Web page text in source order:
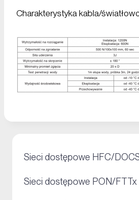
Charakterystyka kabla/
Sieci dostępowe HFC/
Sieci dostępowe PON/FTTx